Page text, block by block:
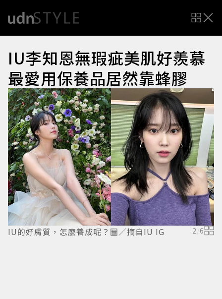
IU李知恩無瑕疵美肌好羨慕
最愛用保養品居然靠蜂膠
IU的好膚質，怎麼養成呢？圖／摘自IU IG 2/6